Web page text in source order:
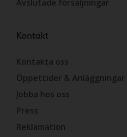
Avslutade försäljningar
Kontakt
Kontakta oss
Öppettider & Anläggningar
Jobba hos oss
Press
Reklamation